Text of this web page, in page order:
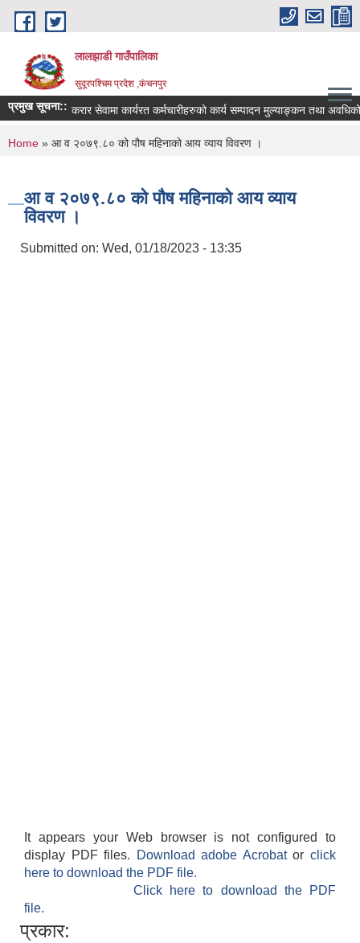
Skip to main content
लालझाडी गाउँपालिका
सुदूरपश्चिम प्रदेश ,कंचनपुर
प्रमुख सूचना:: करार सेवामा कार्यरत कर्मचारीहरुको कार्य सम्पादन मुल्याङ्कन तथा
You are here
Home » आ व २०७९.८० को पौष महिनाको आय व्याय विवरण ।
आ व २०७९.८० को पौष महिनाको आय व्याय
विवरण ।
Submitted on: Wed, 01/18/2023 - 13:35
It appears your Web browser is not configured to
display PDF files.
Download adobe Acrobatorclick
here to download the PDF file.
Click here to download the PDF
file.
प्रकार: